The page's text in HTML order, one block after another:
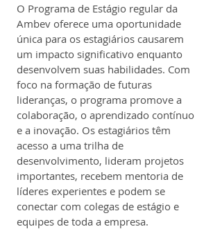
O Programa de Estágio regular da
Ambev oferece uma oportunidade
única para os estagiários causarem
um impacto significativo enquanto
desenvolvem suas habilidades. Com
foco na formação de futuras
lideranças, o programa promove a
colaboração, o aprendizado contínuo
e a inovação. Os estagiários têm
acesso a uma trilha de
desenvolvimento, lideram projetos
importantes, recebem mentoria de
líderes experientes e podem se
conectar com colegas de estágio e
equipes de toda a empresa.